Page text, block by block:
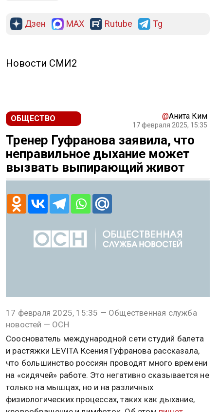
Дзен MAX Rutube Tg
Новости СМИ2
ОБЩЕСТВО @Анита Ким
17 февраля 2025, 15:35
Тренер Гуфранова заявила, что
неправильное дыхание может
вызвать выпирающий живот
17 февраля 2025, 15:35 — Общественная служба
новостей — ОСН
Сооснователь международной сети студий балета
и растяжки LEVITA Ксения Гуфранова рассказала,
что большинство россиян проводят много времени
на «сидячей» работе. Это негативно сказывается не
только на мышцах, но и на различных
физиологических процессах, таких как дыхание,